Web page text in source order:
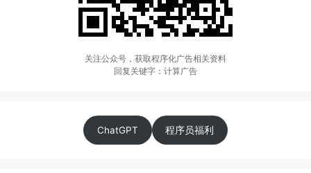
关注公众号，获取程序化广告相关资料
回复关键字：计算广告
ChatGPT 程序员福利